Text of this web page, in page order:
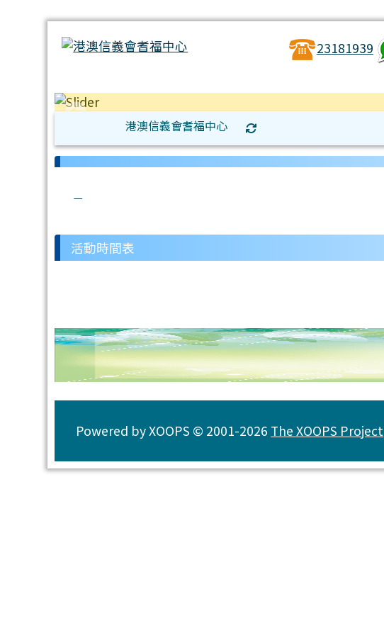
23181939
港澳信義會耆福中心
:::
活動時間表
Powered by XOOPS © 2001-2026 The XOOPS Project